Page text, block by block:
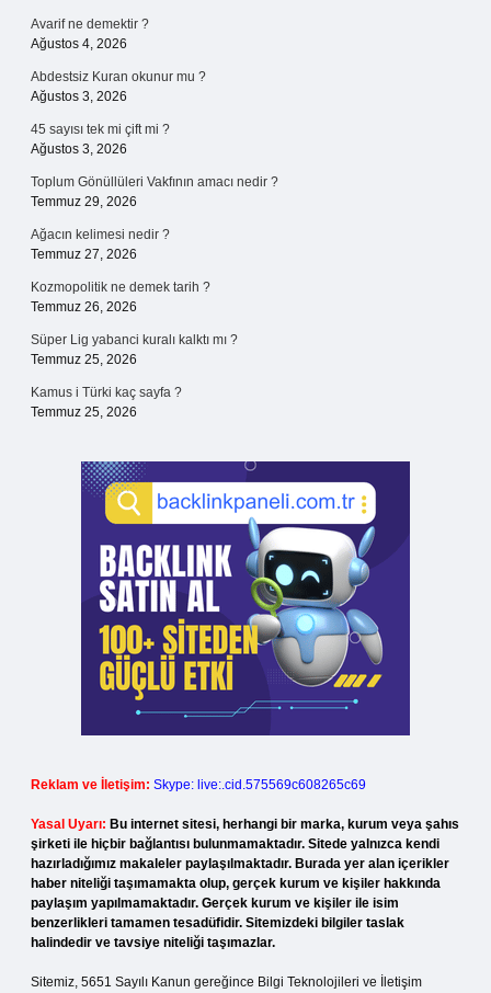
Avarif ne demektir ?
Ağustos 4, 2026
Abdestsiz Kuran okunur mu ?
Ağustos 3, 2026
45 sayısı tek mi çift mi ?
Ağustos 3, 2026
Toplum Gönüllüleri Vakfının amacı nedir ?
Temmuz 29, 2026
Ağacın kelimesi nedir ?
Temmuz 27, 2026
Kozmopolitik ne demek tarih ?
Temmuz 26, 2026
Süper Lig yabanci kuralı kalktı mı ?
Temmuz 25, 2026
Kamus i Türki kaç sayfa ?
Temmuz 25, 2026
Reklam ve İletişim: Skype: live:.cid.575569c608265c69
Yasal Uyarı: Bu internet sitesi, herhangi bir marka, kurum veya şahıs
şirketi ile hiçbir bağlantısı bulunmamaktadır. Sitede yalnızca kendi
hazırladığımız makaleler paylaşılmaktadır. Burada yer alan içerikler
haber niteliği taşımamakta olup, gerçek kurum ve kişiler hakkında
paylaşım yapılmamaktadır. Gerçek kurum ve kişiler ile isim
benzerlikleri tamamen tesadüfidir. Sitemizdeki bilgiler taslak
halindedir ve tavsiye niteliği taşımazlar.
Sitemiz, 5651 Sayılı Kanun gereğince Bilgi Teknolojileri ve İletişim